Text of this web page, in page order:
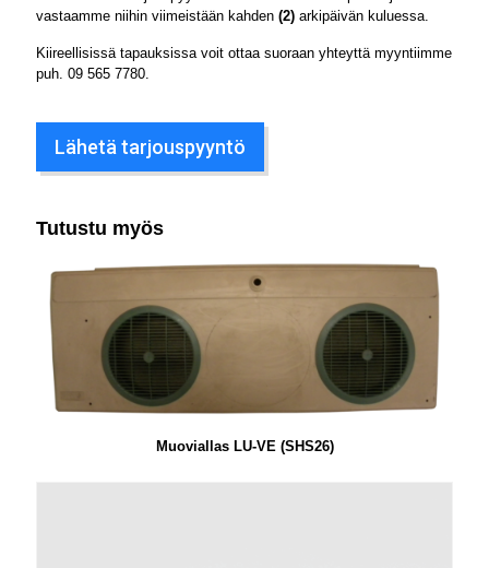
vastaamme niihin viimeistään kahden (2) arkipäivän kuluessa.
Kiireellisissä tapauksissa voit ottaa suoraan yhteyttä myyntiimme
puh. 09 565 7780
Lähetä tarjouspyyntö
Tutustu myös
Muoviallas LU-VE (SHS26)